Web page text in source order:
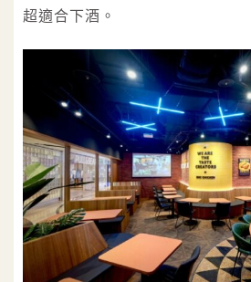
超適合下酒。